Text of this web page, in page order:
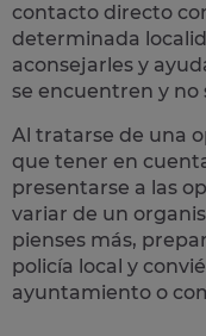
contacto directo
determinada
aconsejarles y
se encuentren y no
Al tratarse de una
que tener en
presentarse a las
variar de un
pienses más,
policía local y
ayuntamiento o